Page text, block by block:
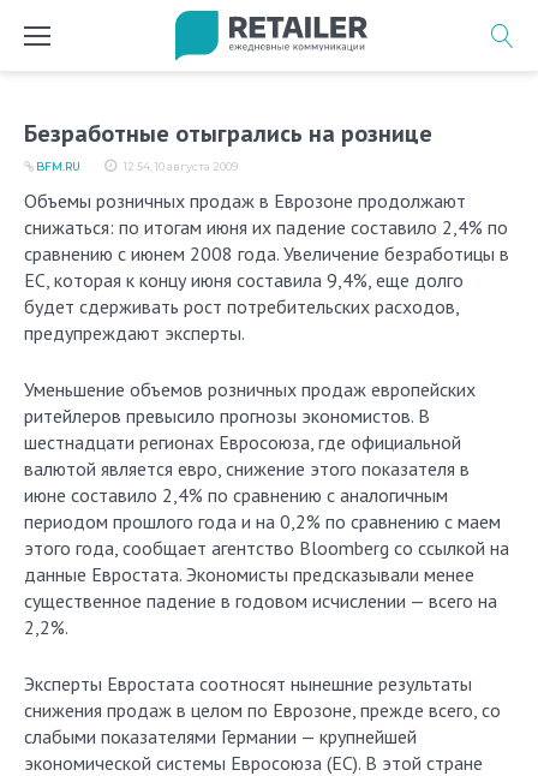
Безработные отыгрались на рознице
12:54, 10 августа 2009
BFM.RU
Объемы розничных продаж в Еврозоне продолжают
снижаться: по итогам июня их падение составило 2,4% по
сравнению с июнем 2008 года. Увеличение безработицы в
ЕС, которая к концу июня составила 9,4%, еще долго
будет сдерживать рост потребительских расходов,
предупреждают эксперты.
Уменьшение объемов розничных продаж европейских
ритейлеров превысило прогнозы экономистов. В
шестнадцати регионах Евросоюза, где официальной
валютой является евро, снижение этого показателя в
июне составило 2,4% по сравнению с аналогичным
периодом прошлого года и на 0,2% по сравнению с маем
этого года, сообщает агентство Bloomberg со ссылкой на
данные Евростата. Экономисты предсказывали менее
существенное падение в годовом исчислении — всего на
2,2%.
Эксперты Евростата соотносят нынешние результаты
снижения продаж в целом по Еврозоне, прежде всего, со
слабыми показателями Германии — крупнейшей
экономической системы Евросоюза (ЕС). В этой стране